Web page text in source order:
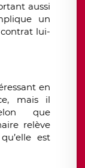
aussi
un
lui-
en
mais il
que
relève
est